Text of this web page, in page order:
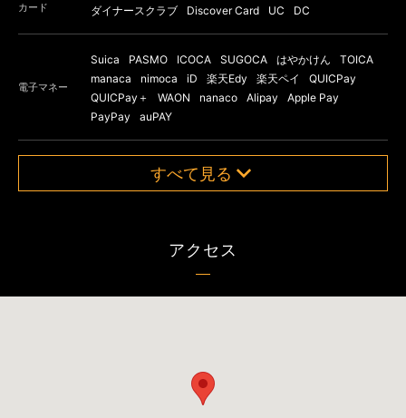
カード
ダイナースクラブ
Discover Card UC DC
電子マネー
Suica PASMO ICOCA SUGOCA はやかけん
TOICA
manaca
nimoca iD 楽天Edy 楽天ペイ
QUICPay
QUICPay＋
WAON nanaco Alipay
Apple Pay
PayPay
auPAY
すべて見る
アクセス